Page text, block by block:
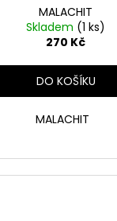
MALACHIT
Skladem (1 ks)
270 Kč
DO KOŠÍKU
MALACHIT